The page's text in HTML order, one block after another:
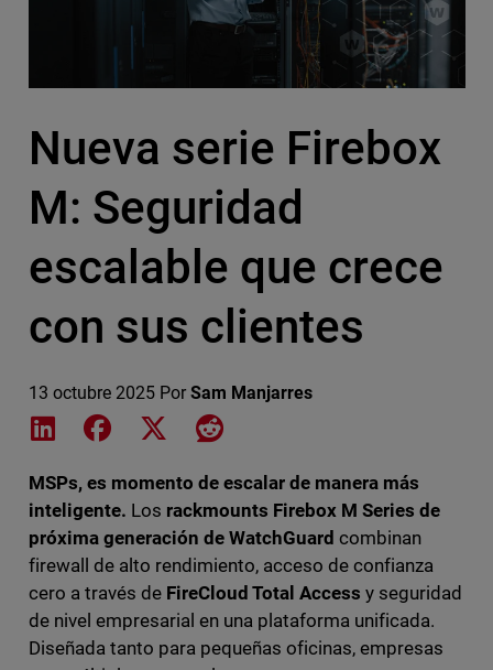
Nueva serie Firebox
M: Seguridad
escalable que crece
con sus clientes
13 octubre 2025 Por Sam Manjarres
Share on LinkedIn
Share on Facebook
Share on XShare on Reddit
MSPs, es momento de escalar de manera más
inteligente. Los rackmounts Firebox M Series de
próxima generación de WatchGuard combinan
firewall de alto rendimiento, acceso de confianza
cero a través de FireCloud Total Access y seguridad
de nivel empresarial en una plataforma unificada.
Diseñada tanto para pequeñas oficinas, empresas